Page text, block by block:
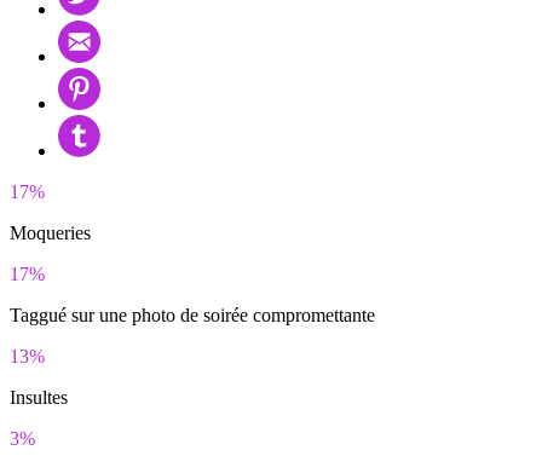
17%
Moqueries
17%
Taggué sur une photo de soirée compromettante
13%
Insultes
3%